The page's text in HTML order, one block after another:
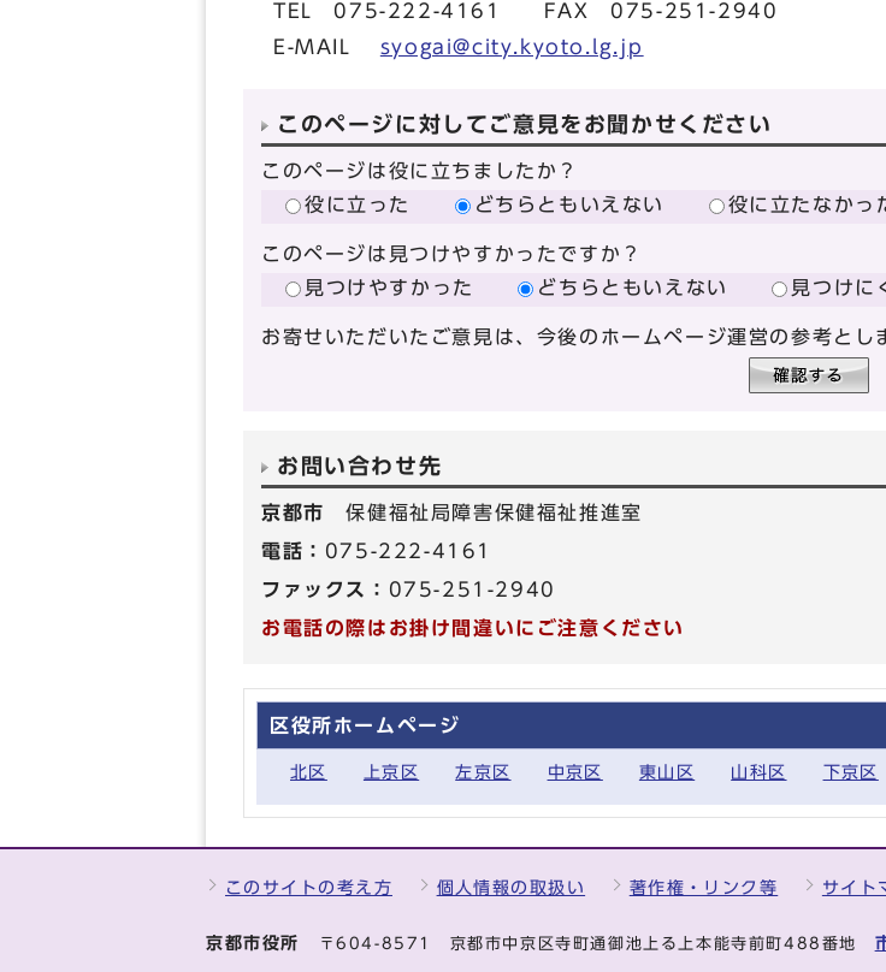
TEL 075-222-4161 FAX 075-251-2940
E-MAIL syogai@city.kyoto.lg.jp
このページに対してご意見をお聞かせください
このページは役に立ちましたか？
役に立った
どちらともいえない 役に立たなかっ
このページは見つけやすかったですか？
見つけやすかった
どちらともいえない 見つけに
お寄せいただいたご意見は、今後のホームページ運営の参考とし
お問い合わせ先
京都市保健福祉局障害保健福祉推進室
電話： 075-222-4161
ファックス： 075-251-2940
お電話の際はお掛け間違いにご注意ください
区役所ホームページ
北区 上京区 左京区 中京区 東山区 山科区 下京区
このサイトの考え方 個人情報の取扱い 著作権・リンク等 サイト
京都市役所 〒604-8571 京都市中京区寺町通御池上る上本能寺前町488番地